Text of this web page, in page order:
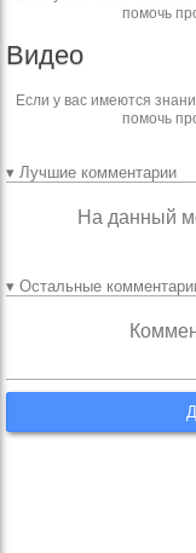
помочь
Видео
Если у вас имеются
помочь
▾ Лучшие комментарии
На данный
▾ Остальные